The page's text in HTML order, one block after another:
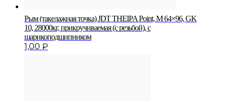
Рым (такелажная точка) JDT THEIPA Point, M 64×96, GK
10, 28000кг, прикручиваемая (с резьбой), с
шарикоподшипником
1,00 ₽